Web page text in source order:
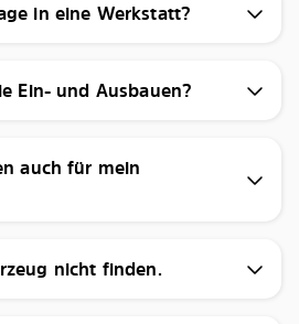
in eine Werkstatt?
Ein- und Ausbauen?
auch für mein
nicht finden.